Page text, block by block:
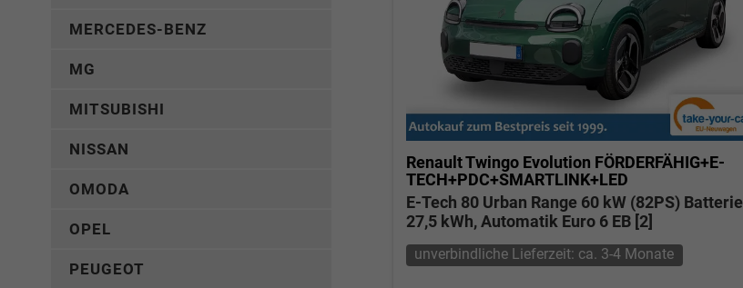
Renault Twingo Evolution FÖRDERFÄHIG+E-
TECH+PDC+SMARTLINK+LED
E-Tech 80 Urban Range 60 kW (82PS) Batterie
27,5 kWh, Automatik Euro 6 EB [2]
unverbindliche Lieferzeit: ca. 3-4 Monate
MERCEDES-BENZ
MG
MITSUBISHI
NISSAN
OMODA
OPEL
PEUGEOT